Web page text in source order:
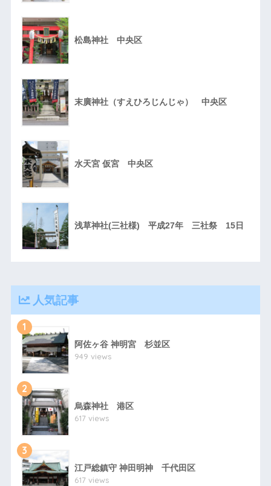
松島神社 中央区
末廣神社（すえひろじんじゃ） 中央区
水天宮 仮宮 中央区
浅草神社(三社様) 平成27年 三社祭 15日
人気記事
1
阿佐ヶ谷 神明宮 杉並区
949 views
2
烏森神社 港区
617 views
3
江戸総鎮守 神田明神 千代田区
617 views